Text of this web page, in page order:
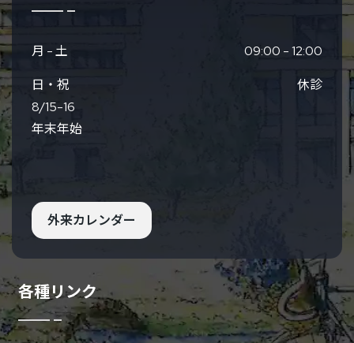
月 - 土 09:00 - 12:00
日・祝
8/15-16
年末年始
休診
外来カレンダー
各種リンク